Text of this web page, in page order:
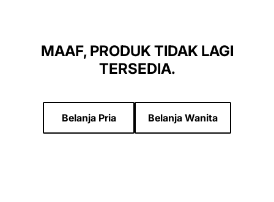
MAAF, PRODUK TIDAK LAGI
TERSEDIA.
Belanja Pria Belanja Wanita